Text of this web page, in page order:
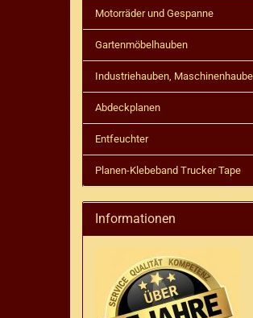
Motorräder und Gespanne
Gartenmöbelhauben
Industriehauben,
Abdeckplanen
Entfeuchter
Planen-Klebeband Trucker Tape
Informationen